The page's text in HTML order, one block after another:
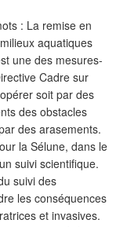
: La remise en
aquatiques
une des mesures-
Cadre sur
soit par des
des obstacles
des arasements.
la Sélune, dans le
suivi scientifique.
suivi des
les conséquences
et invasives.